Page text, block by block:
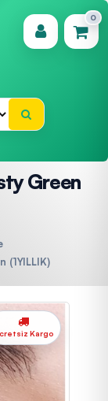
0
(0)
Green
(1YILLIK)
Kargo